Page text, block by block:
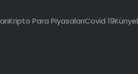
Kripto Para PiyasalarıCovid 19Künye